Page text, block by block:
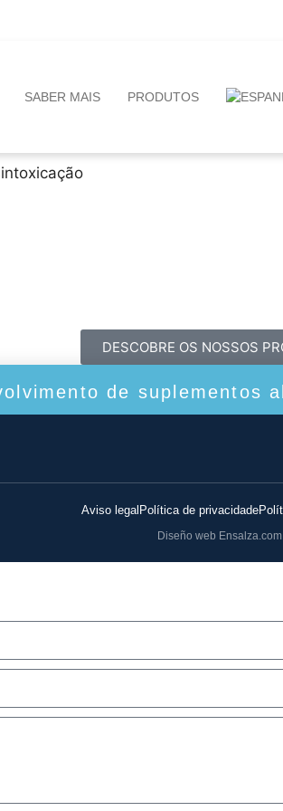
SABER MAIS PRODUTOS
DESCOBRE OS NOSSOS
de suplementos
Aviso legal Política de privacidade
Diseño web Ensalza.com